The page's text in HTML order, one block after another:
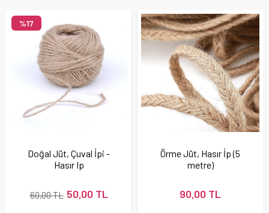
Doğal Jüt, Çuval İpi -
Hasır Ip
50,00 TL
60,00 TL
%17
Örme Jüt, Hasır İp (5
metre)
90,00 TL